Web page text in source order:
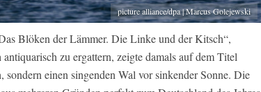
picture alliance/dpa | Marcus Golejewski
Blöken der Lämmer. Die Linke und der Kitsch“,
zu ergattern, zeigte damals auf dem Titel
einen singenden Wal vor sinkender Sonne. Die